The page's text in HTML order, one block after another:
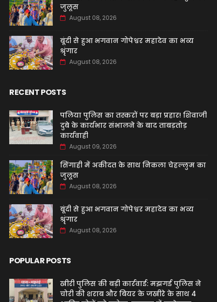
जुलूस
August 08, 2026
बूंदी से हुआ भगवान गोपेश्वर महादेव का भव्य
श्रृंगार
August 08, 2026
RECENT POSTS
पलिया पुलिस का तस्करों पर बड़ा प्रहार! शिवाजी
दुबे के कार्यभार संभालने के बाद ताबड़तोड़
कार्यवाही
August 09, 2026
सिंगाही में अकीदत के साथ निकला चेहल्लुम का
जुलूस
August 08, 2026
बूंदी से हुआ भगवान गोपेश्वर महादेव का भव्य
श्रृंगार
August 08, 2026
POPULAR POSTS
खीरी पुलिस की बड़ी कार्रवाई: मझगई पुलिस ने
चोरी की शराब और बियर के जखीरे के साथ 4